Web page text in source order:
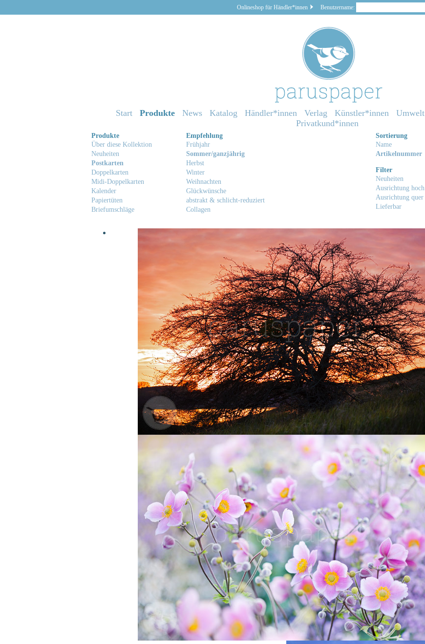
Onlineshop für Händler*innen Benutzername:
Start Produkte News Katalog Händler*innen Verlag Künstler*innen Umwelt
Privatkund*innen
Produkte
Über diese Kollektion
Neuheiten
Postkarten
Doppelkarten
Midi-Doppelkarten
Kalender
Papiertüten
Briefumschläge
Empfehlung
Frühjahr
Sommer/ganzjährig
Herbst
Winter
Weihnachten
Glückwünsche
abstrakt & schlicht-reduziert
Collagen
Sortierung
Name
Artikelnummer
Filter
Neuheiten
Ausrichtung hoch
Ausrichtung quer
Lieferbar